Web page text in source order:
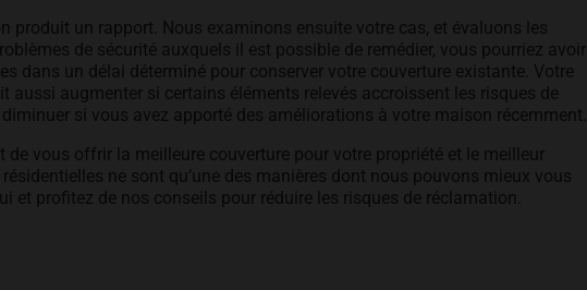
produit un rapport. Nous examinons ensuite votre cas, et évaluons les
de sécurité auxquels il est possible de remédier, vous pourriez avoir
dans un délai déterminé pour conserver votre couverture existante. Votre
aussi augmenter si certains éléments relevés accroissent les risques de
si vous avez apporté des améliorations à votre maison récemment.
de vous offrir la meilleure couverture pour votre propriété et le meilleur
ne sont qu’une des manières dont nous pouvons mieux vous
et profitez de nos conseils pour réduire les risques de réclamation.